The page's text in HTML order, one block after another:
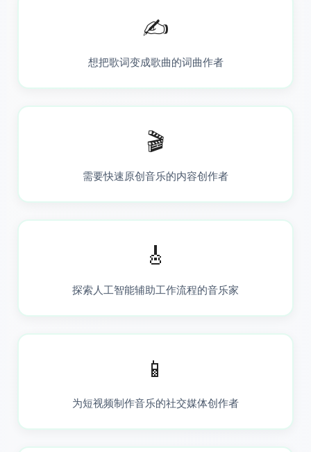
✍️
想把歌词变成歌曲的词曲作者
🎬
需要快速原创音乐的内容创作者
🎸
探索人工智能辅助工作流程的音乐家
📱
为短视频制作音乐的社交媒体创作者